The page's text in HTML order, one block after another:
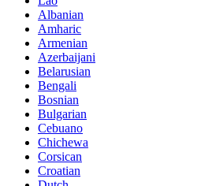
Albanian
Amharic
Armenian
Azerbaijani
Belarusian
Bengali
Bosnian
Bulgarian
Cebuano
Chichewa
Corsican
Croatian